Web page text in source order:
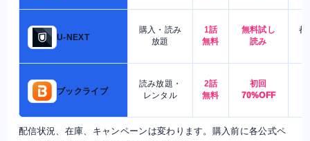
U-NEXT
購入・読み
放題
1話
無料
無料試し
読み
都
ブックライブ
読み放題・
レンタル
2話
無料
初回
70%OFF
配信状況、在庫、キャンペーンは変わります。購入前に各公式ペ